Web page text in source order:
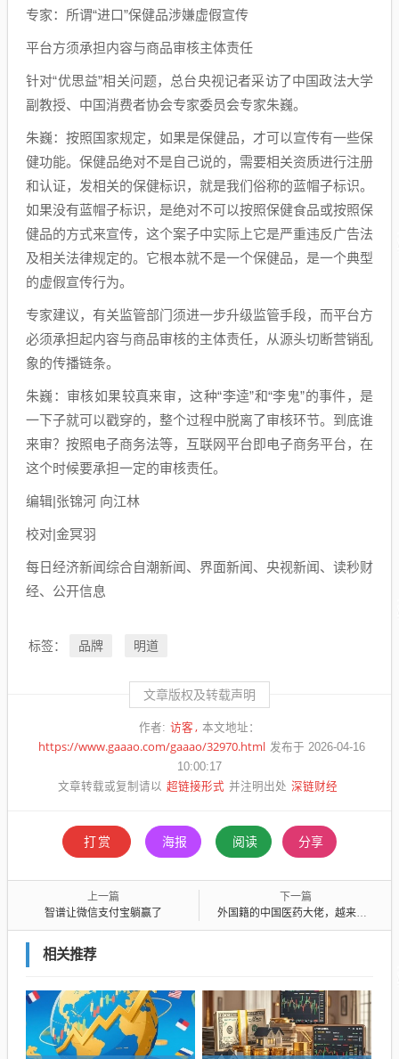
专家：所谓“进口”保健品涉嫌虚假宣传
平台方须承担内容与商品审核主体责任
针对“优思益”相关问题，总台央视记者采访了中国政法大学
副教授、中国消费者协会专家委员会专家朱巍。
朱巍：按照国家规定，如果是保健品，才可以宣传有一些保
健功能。保健品绝对不是自己说的，需要相关资质进行注册
和认证，发相关的保健标识，就是我们俗称的蓝帽子标识。
如果没有蓝帽子标识，是绝对不可以按照保健食品或按照保
健品的方式来宣传，这个案子中实际上它是严重违反广告法
及相关法律规定的。它根本就不是一个保健品，是一个典型
的虚假宣传行为。
专家建议，有关监管部门须进一步升级监管手段，而平台方
必须承担起内容与商品审核的主体责任，从源头切断营销乱
象的传播链条。
朱巍：审核如果较真来审，这种“李逵”和“李鬼”的事件，是
一下子就可以戳穿的，整个过程中脱离了审核环节。到底谁
来审？按照电子商务法等，互联网平台即电子商务平台，在
这个时候要承担一定的审核责任。
编辑|张锦河 向江林
校对|金冥羽
每日经济新闻综合自潮新闻、界面新闻、央视新闻、读秒财
经、公开信息
标签： 品牌 明道
文章版权及转载声明
作者: 访客 本文地址：
https://www.gaaao.com/gaaao/32970.html 发布于 2026-04-16
10:00:17
文章转载或复制请以 超链接形式 并注明出处 深链财经
打赏 海报 阅读 分享
上一篇
智谱让微信支付宝躺赢了
下一篇
外国籍的中国医药大佬，越来越多
相关推荐